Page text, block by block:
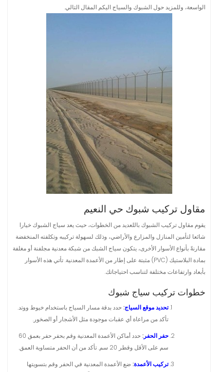
الواسعة، وللمزيد حول الشبوك والسياج اليكم المقال التالي.
مقاول تركيب شبوك حي النعيم
يقوم مقاول تركيب الشبوك باللعديد من الخطوات، حيث يعد سياج الشبوك خيارا
شائعا لتأمين المنازل والمزارع والأراضي، وذلك لسهولة تركيبه وتكلفته المنخفضة
مقارنةً بأنواع الأسوار الأخرى، يتكون سياج الشبك من شبكة معدنية مجلفنة أو مغلفة
بمادة البلاستيك (PVC) مثبتة على إطار من الأعمدة المعدنية. تأتي هذه الأسوار
بأبعاد وارتفاعات مختلفة لتناسب احتياجاتك.
خطوات تركيب سياج شبوك
تحديد موقع السياج: حدد بدقة مسار السياج باستخدام خيوط ووتد.
تأكد من مراعاة أي عقبات موجودة مثل الأشجار أو الصخور.
حفر الحفر:
حدد أماكن الأعمدة المعدنية وقم بحفر حفر بعمق 60
سم على الأقل وقطر 20 سم. تأكد من أن الحفر متساوية العمق.
تركيب الأعمدة: ضع الأعمدة المعدنية في الحفر وقم بتسويتها